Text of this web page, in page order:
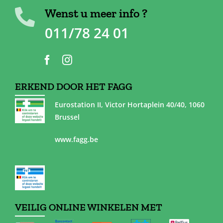
Wenst u meer info ?
011/78 24 01
ERKEND DOOR HET FAGG
Eurostation II, Victor Hortaplein 40/40, 1060
Brussel
www.fagg.be
VEILIG ONLINE WINKELEN MET